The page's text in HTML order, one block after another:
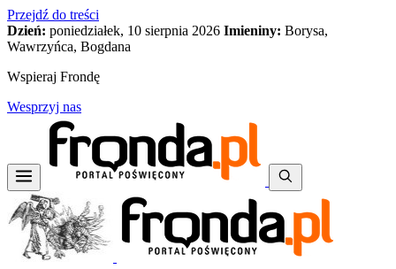
Przejdź do treści
Dzień: poniedziałek, 10 sierpnia 2026 Imieniny: Borysa,
Wawrzyńca, Bogdana
Wspieraj Frondę
Wesprzyj nas